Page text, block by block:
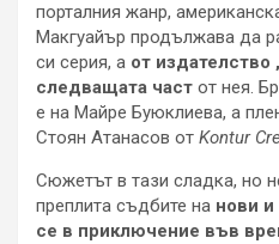
порталния жанр,
Макгуайър продължава да
си серия, а от издателство
следващата част от нея.
е на Майре Буюклиева, а
Стоян Атанасов от Kontur
Сюжетът в тази сладка, но
преплита съдбите на нови и
се в приключение във